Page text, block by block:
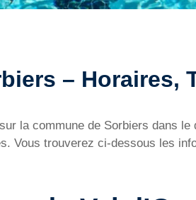
– Horaires,
la commune de Sorbiers dans
Vous trouverez ci-dessous les